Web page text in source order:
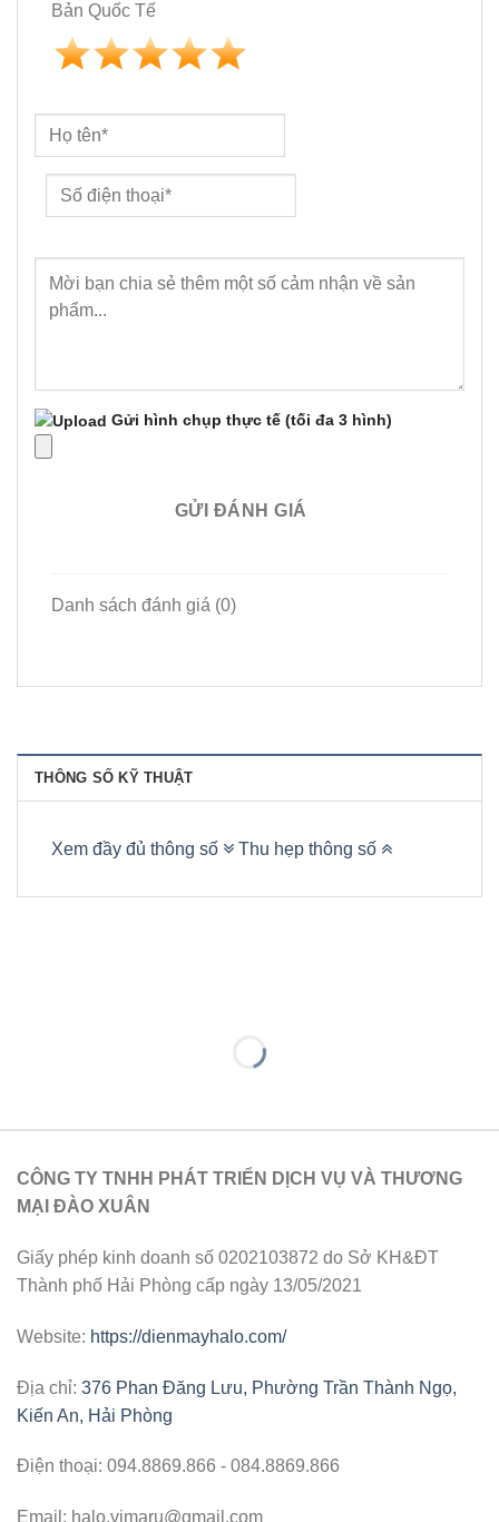
Bản Quốc Tế
Gửi hình chụp thực tế (tối đa 3 hình)
GỬI ĐÁNH GIÁ
Danh sách đánh giá (0)
THÔNG SỐ KỸ THUẬT
Xem đầy đủ thông số Thu hẹp thông số
CÔNG TY TNHH PHÁT TRIỂN DỊCH VỤ VÀ THƯƠNG
MẠI ĐÀO XUÂN
Giấy phép kinh doanh số 0202103872 do Sở KH&ĐT
Thành phố Hải Phòng cấp ngày 13/05/2021
Website: https://dienmayhalo.com/
Địa chỉ: 376 Phan Đăng Lưu, Phường Trần Thành Ngọ,
Kiến An, Hải Phòng
Điện thoại: 094.8869.866 - 084.8869.866
Email: halo.vimaru@gmail.com